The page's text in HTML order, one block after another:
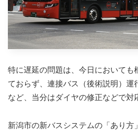
特に遅延の問題は、今日においても
ておらず、連接バス（後術説明）運
など、当分はダイヤの修正などで対
新潟市の新バスシステムの「あり方